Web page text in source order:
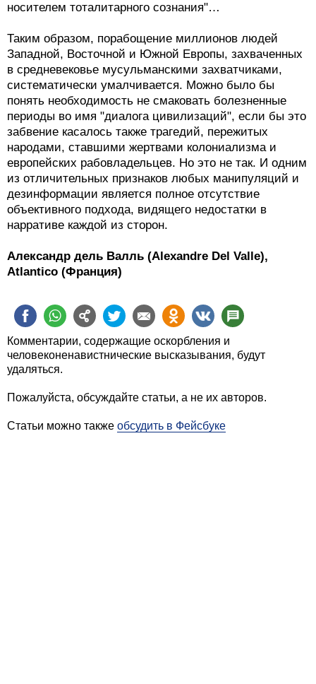
носителем тоталитарного сознания"…
Таким образом, порабощение миллионов людей
Западной, Восточной и Южной Европы, захваченных
в средневековье мусульманскими захватчиками,
систематически умалчивается. Можно было бы
понять необходимость не смаковать болезненные
периоды во имя "диалога цивилизаций", если бы это
забвение касалось также трагедий, пережитых
народами, ставшими жертвами колониализма и
европейских рабовладельцев. Но это не так. И одним
из отличительных признаков любых манипуляций и
дезинформации является полное отсутствие
объективного подхода, видящего недостатки в
нарративе каждой из сторон.
Александр дель Валль (Alexandre Del Valle),
Atlantico (Франция)
Комментарии, содержащие оскорбления и
человеконенавистнические высказывания, будут
удаляться.
Пожалуйста, обсуждайте статьи, а не их авторов.
Статьи можно также обсудить в Фейсбуке